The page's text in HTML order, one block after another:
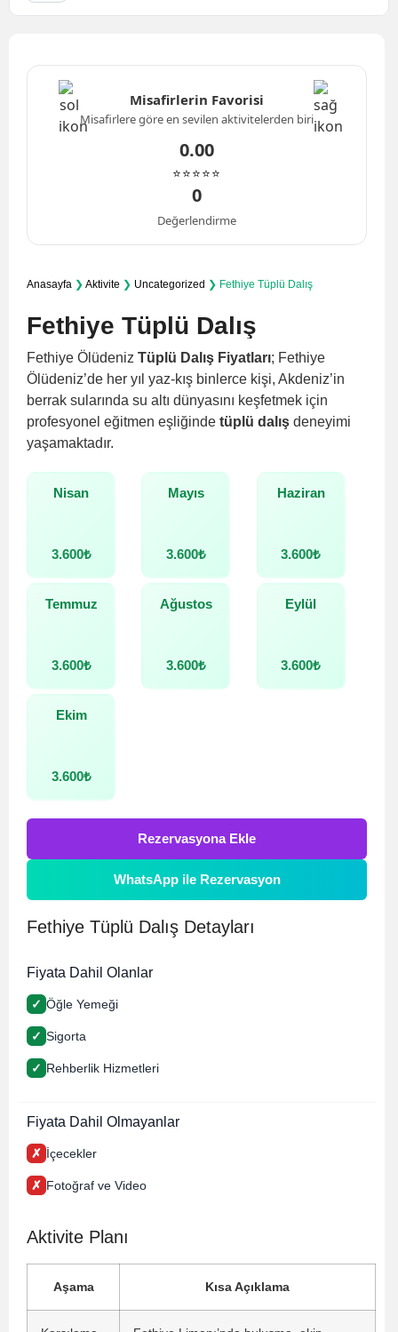
Misafirlerin Favorisi
Misafirlere göre en sevilen aktivitelerden biri
0.00
⭐⭐⭐⭐⭐
0
Değerlendirme
Anasayfa ❯ Aktivite ❯ Uncategorized ❯ Fethiye Tüplü Dalış
Fethiye Tüplü Dalış
Fethiye Ölüdeniz Tüplü Dalış Fiyatları; Fethiye
Ölüdeniz’de her yıl yaz-kış binlerce kişi, Akdeniz’in
berrak sularında su altı dünyasını keşfetmek için
profesyonel eğitmen eşliğinde tüplü dalış deneyimi
yaşamaktadır.
Nisan
3.600₺
Mayıs
3.600₺
Haziran
3.600₺
Temmuz
3.600₺
Ağustos
3.600₺
Eylül
3.600₺
Ekim
3.600₺
Rezervasyona Ekle
WhatsApp ile Rezervasyon
Fethiye Tüplü Dalış Detayları
Fiyata Dahil Olanlar
✓ Öğle Yemeği
✓ Sigorta
✓ Rehberlik Hizmetleri
Fiyata Dahil Olmayanlar
✗ İçecekler
✗ Fotoğraf ve Video
Aktivite Planı
Aşama Kısa Açıklama